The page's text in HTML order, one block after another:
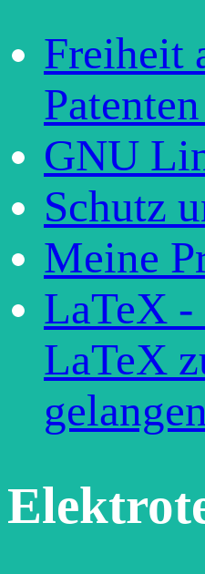
Freiheit
GNU
Schutz
Meine
LaTeX
LaTeX
gelangen